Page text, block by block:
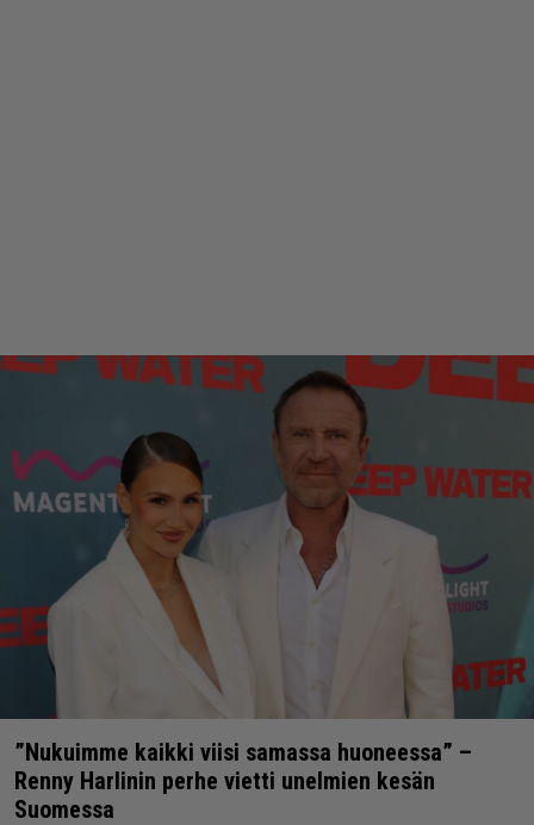
”Nukuimme kaikki viisi samassa huoneessa” –
Renny Harlinin perhe vietti unelmien kesän
Suomessa